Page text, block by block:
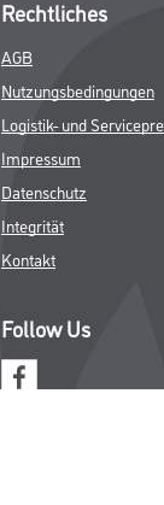
Rechtliches
AGB
Nutzungsbedingungen
Logistik- und
Impressum
Datenschutz
Integrität
Kontakt
Follow Us